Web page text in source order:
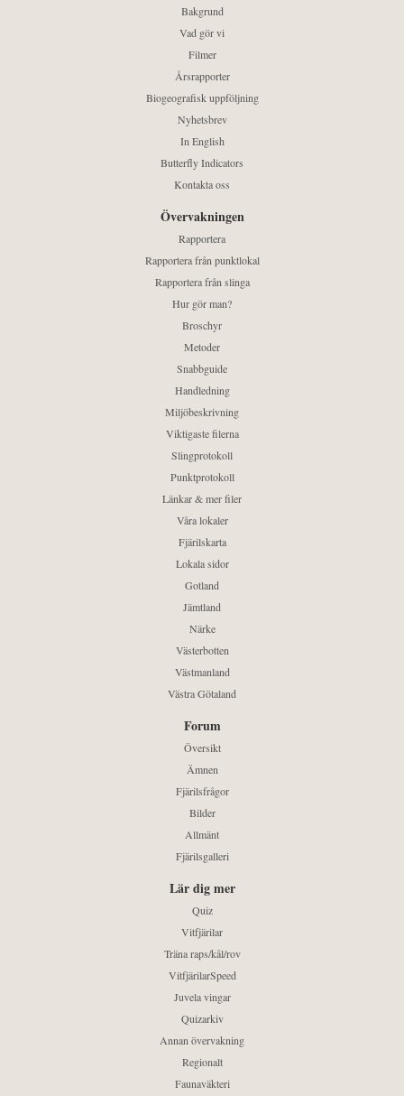
Bakgrund
Vad gör vi
Filmer
Årsrapporter
Biogeografisk uppföljning
Nyhetsbrev
In English
Butterfly Indicators
Kontakta oss
Övervakningen
Rapportera
Rapportera från punktlokal
Rapportera från slinga
Hur gör man?
Broschyr
Metoder
Snabbguide
Handledning
Miljöbeskrivning
Viktigaste filerna
Slingprotokoll
Punktprotokoll
Länkar & mer filer
Våra lokaler
Fjärilskarta
Lokala sidor
Gotland
Jämtland
Närke
Västerbotten
Västmanland
Västra Götaland
Forum
Översikt
Ämnen
Fjärilsfrågor
Bilder
Allmänt
Fjärilsgalleri
Lär dig mer
Quiz
Vitfjärilar
Träna raps/kål/rov
VitfjärilarSpeed
Juvela vingar
Quizarkiv
Annan övervakning
Regionalt
Faunaväkteri